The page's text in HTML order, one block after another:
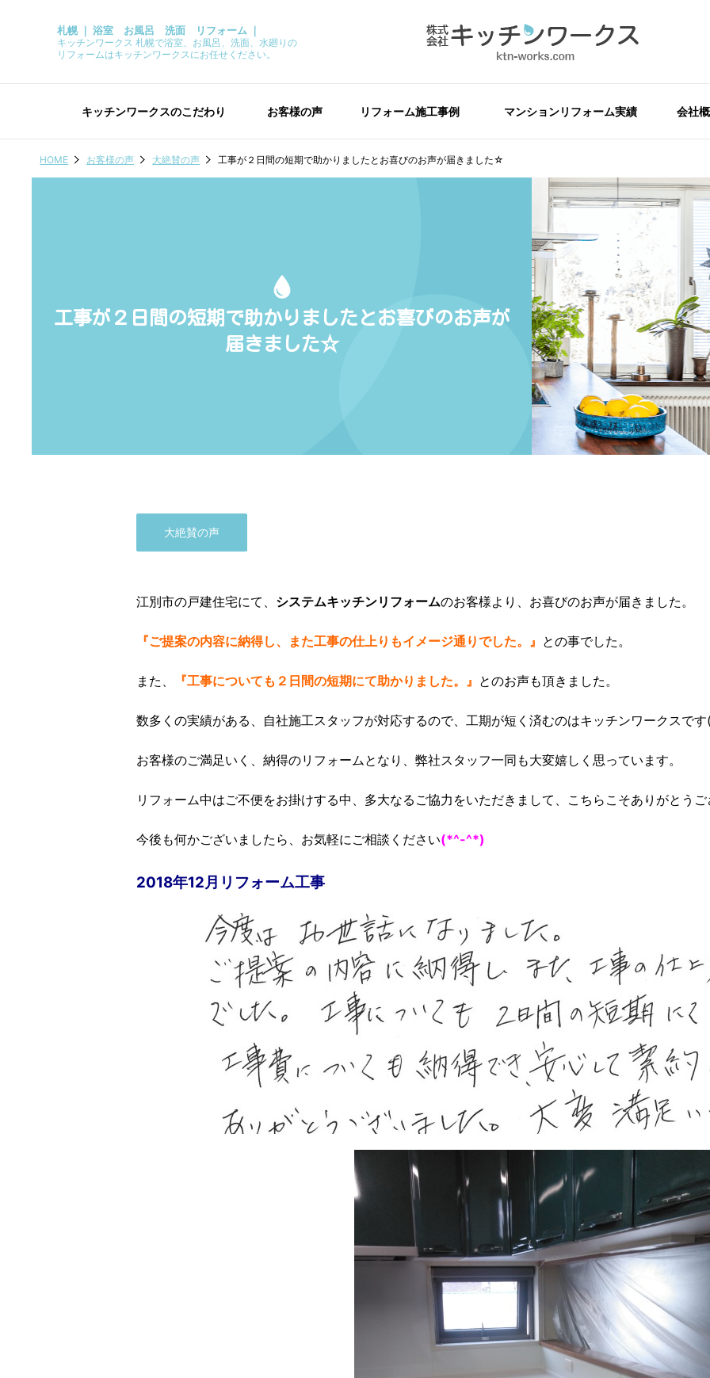
札幌 ｜ 浴室 お風呂 洗面 リフォーム ｜
キッチンワークス 札幌で浴室、お風呂、洗面、水廻りの
リフォームはキッチンワークスにお任せください。
キッチンワークスのこだわり お客様の声 リフォーム施工事例 マンションリフォーム実績 会社
HOME お客様の声 大絶賛の声 工事が２日間の短期で助かりましたとお喜びのお声が届きました☆
工事が２日間の短期で助かりましたとお喜びのお声が
届きました☆
大絶賛の声
江別市の戸建住宅にて、 システムキッチンリフォームのお客様より、お喜びのお声が届きました。
『ご提案の内容に納得し、また工事の仕上りもイメージ通りでした。』 との事でした。
また、 『工事についても２日間の短期にて助かりました。』 とのお声も頂きました。
数多くの実績がある、自社施工スタッフが対応するので、工期が短く済むのはキッチンワークスで
お客様のご満足いく、納得のリフォームとなり、弊社スタッフ一同も大変嬉しく思っています。
リフォーム中はご不便をお掛けする中、多大なるご協力をいただきまして、こちらこそありがとうご
今後も何かございましたら、お気軽にご相談ください(*^-^*)
2018年12月リフォーム工事